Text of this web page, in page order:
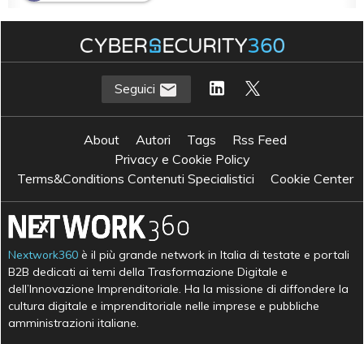
Seguici
About Autori Tags
Rss Feed
Privacy e Cookie Policy
Terms&Conditions Contenuti Specialistici
Cookie Center
Nextwork360 è il più grande network in Italia di testate e portali
B2B dedicati ai temi della Trasformazione Digitale e
dell’Innovazione Imprenditoriale. Ha la missione di diffondere la
cultura digitale e imprenditoriale nelle imprese e pubbliche
amministrazioni italiane.